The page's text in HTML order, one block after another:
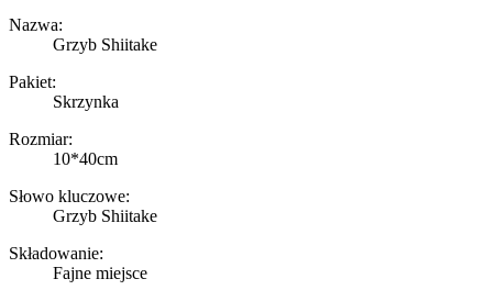
Nazwa:
Grzyb Shiitake
Pakiet:
Skrzynka
Rozmiar:
10*40cm
Słowo kluczowe:
Grzyb Shiitake
Składowanie:
Fajne miejsce